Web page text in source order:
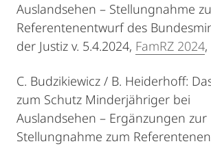
Auslandsehen – Stellungnahme
Referentenentwurf des
der Justiz v. 5.4.2024, FamRZ 2024
C. Budzikiewicz / B. Heiderhoff:
zum Schutz Minderjähriger bei
Auslandsehen – Ergänzungen zur
Stellungnahme zum